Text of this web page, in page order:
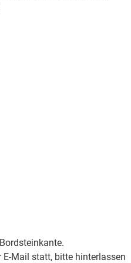
Mail statt, bitte hinterlassen